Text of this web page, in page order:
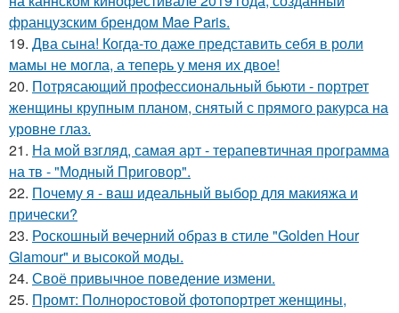
французским брендом Mae Paris.
19. Два сына! Когда-то даже представить себя в роли
мамы не могла, а теперь у меня их двое!
20. Потрясающий профессиональный бьюти - портрет
женщины крупным планом, снятый с прямого ракурса на
уровне глаз.
21. На мой взгляд, самая арт - терапевтичная программа
на тв - "Модный Приговор".
22. Почему я - ваш идеальный выбор для макияжа и
прически?
23. Роскошный вечерний образ в стиле "Golden Hour
Glamour" и высокой моды.
24. Своё привычное поведение измени.
25. Промт: Полноростовой фотопортрет женщины,